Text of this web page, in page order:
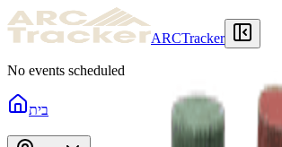
ARCTracker
No events scheduled
בית